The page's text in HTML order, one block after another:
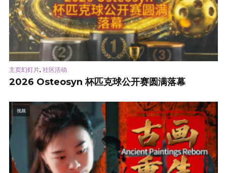
主页幻灯片, 社区活动
2026 Osteosyn 杯匹克球公开赛圆满落幕
视频